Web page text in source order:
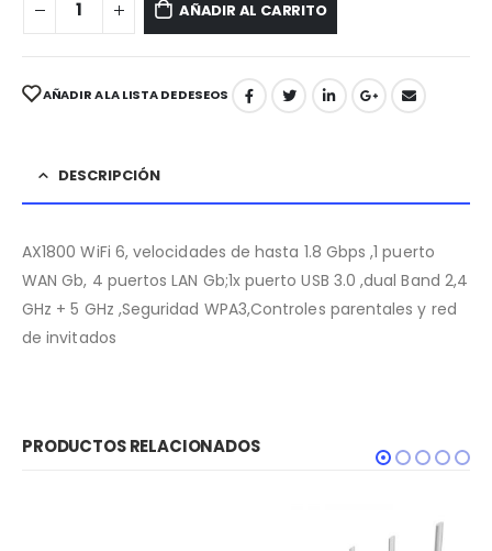
AÑADIR AL CARRITO
AÑADIR A LA LISTA DE DESEOS
DESCRIPCIÓN
AX1800 WiFi 6, velocidades de hasta 1.8 Gbps ,1 puerto
WAN Gb, 4 puertos LAN Gb;1x puerto USB 3.0 ,dual Band 2,4
GHz + 5 GHz ,Seguridad WPA3,Controles parentales y red
de invitados
PRODUCTOS RELACIONADOS